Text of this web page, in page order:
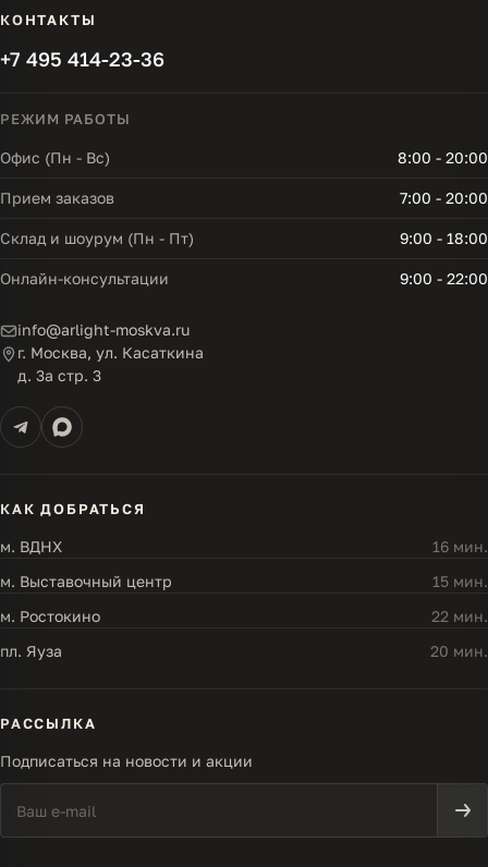
КОНТАКТЫ
+7 495 414-23-36
РЕЖИМ РАБОТЫ
Офис (Пн - Вс) 8:00 - 20:00
Прием заказов 7:00 - 20:00
Склад и шоурум (Пн - Пт) 9:00 - 18:00
Онлайн-консультации 9:00 - 22:00
info@arlight-moskva.ru
г. Москва, ул. Касаткина
д. 3а стр. 3
КАК ДОБРАТЬСЯ
м. ВДНХ
16 мин.
м. Выставочный центр
15 мин.
м. Ростокино
22 мин.
пл. Яуза
20 мин.
РАССЫЛКА
Подписаться на новости и акции